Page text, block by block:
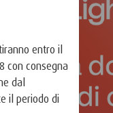
entro il
con consegna
dal
il periodo di